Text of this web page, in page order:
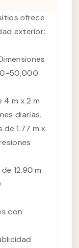
ofrece
exterior:
50,000
4 m x 2 m
diarias.
de 1.77 m x
12.90 m
con